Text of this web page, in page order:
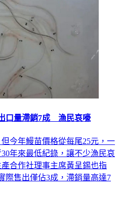
口量滯銷7成 漁民哀嚎
今年鰻苗價格從每尾25元，一
年來最低紀錄，讓不少漁民哀
合作社理事主席黃呈錫也指
際售出僅佔3成，滯銷量高達7